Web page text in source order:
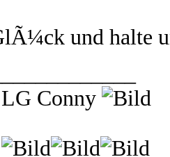
und halte
LG Conny